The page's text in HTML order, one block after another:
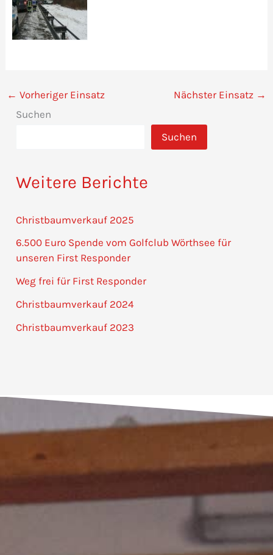
← Vorheriger Einsatz Nächster Einsatz →
Suchen
Suchen
Weitere Berichte
Christbaumverkauf 2025
6.500 Euro Spende vom Golfclub Wörthsee für
unseren First Responder
Weg frei für First Responder
Christbaumverkauf 2024
Christbaumverkauf 2023